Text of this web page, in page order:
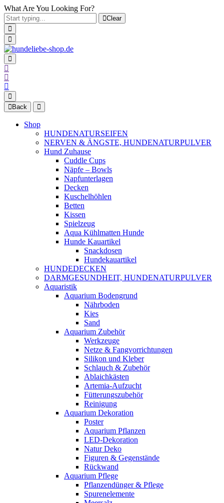
What Are You Looking For?
Clear
Back
Shop
HUNDENATURSEIFEN
NERVEN & ÄNGSTE, HUNDENATURPULVER
Hund Zuhause
Cuddle Cups
Näpfe – Bowls
Napfunterlagen
Decken
Kuschelhöhlen
Betten
Kissen
Spielzeug
Aqua Kühlmatten Hunde
Hunde Kauartikel
Snackdosen
Hundekauartikel
HUNDEDECKEN
DARMGESUNDHEIT, HUNDENATURPULVER
Aquaristik
Aquarium Bodengrund
Nährboden
Kies
Sand
Aquarium Zubehör
Werkzeuge
Netze & Fangvorrichtungen
Silikon und Kleber
Schlauch & Zubehör
Ablaichkästen
Artemia-Aufzucht
Fütterungszubehör
Reinigung
Aquarium Dekoration
Poster
Aquarium Pflanzen
LED-Dekoration
Natur Deko
Figuren & Gegenstände
Rückwand
Aquarium Pflege
Pflanzendünger & Pflege
Spurenelemente